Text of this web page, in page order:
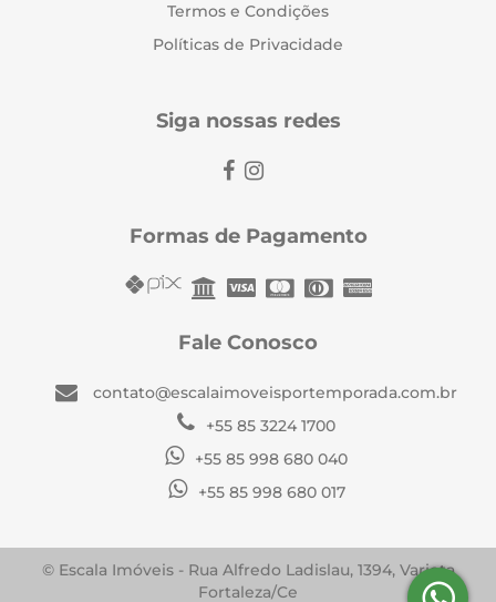
Termos e Condições
Políticas de Privacidade
Siga nossas redes
Formas de Pagamento
Fale Conosco
contato@escalaimoveisportemporada.com.br
+55 85 3224 1700
+55 85 998 680 040
+55 85 998 680 017
© Escala Imóveis - Rua Alfredo Ladislau, 1394, Varjota
Fortaleza/Ce